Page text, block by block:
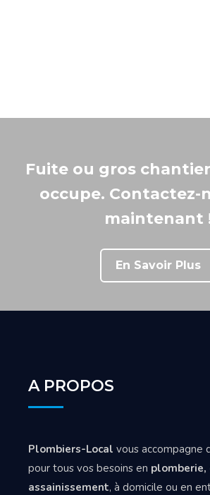
Fuite ou gros chantier
occupe. Contactez-
maintenant
En Savoir Plus
A PROPOS
Plombiers-Local vous accompagne
pour tous vos besoins en plomberie,
assainissement, à domicile ou en